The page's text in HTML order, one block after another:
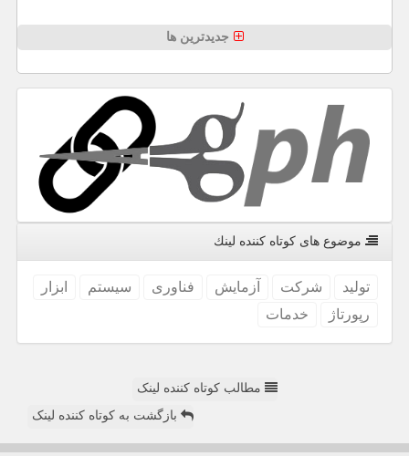
جدیدترین ها
موضوع های كوتاه كننده لینك
تولید شركت آزمایش فناوری سیستم
ابزار
رپورتاژ
خدمات
مطالب کوتاه کننده لینک
بازگشت به کوتاه کننده لینک